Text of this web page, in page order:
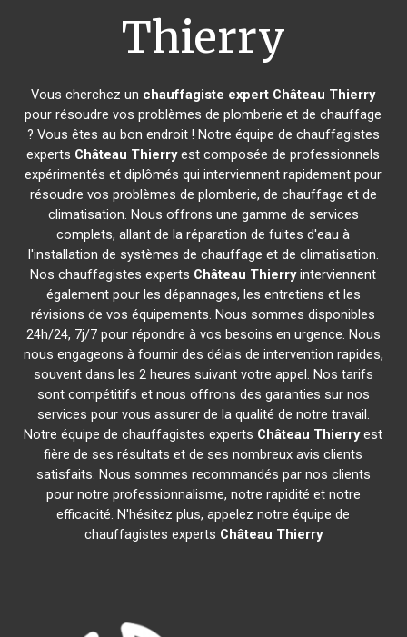
Thierry
Vous cherchez un chauffagiste expert Château Thierry
pour résoudre vos problèmes de plomberie et de chauffage
? Vous êtes au bon endroit ! Notre équipe de chauffagistes
experts Château Thierryest composée de professionnels
expérimentés et diplômés qui interviennent rapidement pour
résoudre vos problèmes de plomberie, de chauffage et de
climatisation. Nous offrons une gamme de services
complets, allant de la réparation de fuites d'eau à
l'installation de systèmes de chauffage et de climatisation.
Nos chauffagistes experts Château Thierryinterviennent
également pour les dépannages, les entretiens et les
révisions de vos équipements. Nous sommes disponibles
24h/24, 7j/7 pour répondre à vos besoins en urgence. Nous
nous engageons à fournir des délais de intervention rapides,
souvent dans les 2 heures suivant votre appel. Nos tarifs
sont compétitifs et nous offrons des garanties sur nos
services pour vous assurer de la qualité de notre travail.
Notre équipe de chauffagistes experts Château Thierryest
fière de ses résultats et de ses nombreux avis clients
satisfaits. Nous sommes recommandés par nos clients
pour notre professionnalisme, notre rapidité et notre
efficacité. N'hésitez plus, appelez notre équipe de
chauffagistes experts Château Thierry